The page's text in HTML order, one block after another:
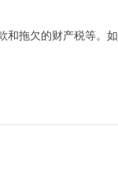
和拖欠的财产税等。如